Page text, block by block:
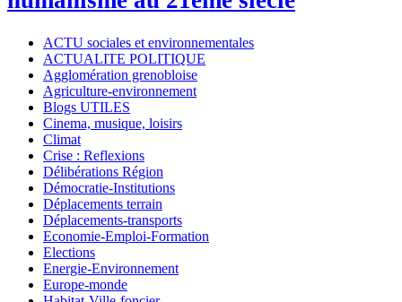
ACTU sociales et environnementales
ACTUALITE POLITIQUE
Agglomération grenobloise
Agriculture-environnement
Blogs UTILES
Cinema, musique, loisirs
Climat
Crise : Reflexions
Délibérations Région
Démocratie-Institutions
Déplacements terrain
Déplacements-transports
Economie-Emploi-Formation
Elections
Energie-Environnement
Europe-monde